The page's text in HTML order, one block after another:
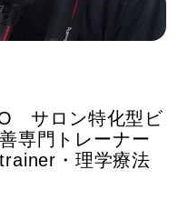
サロン特化型ビ
専門トレーナー
・理学療法